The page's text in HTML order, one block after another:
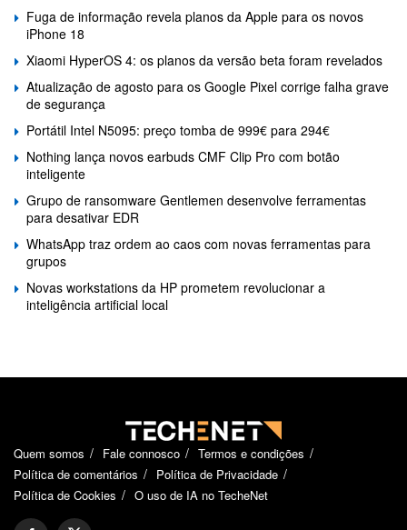
Fuga de informação revela planos da Apple para os novos
iPhone 18
Xiaomi HyperOS 4: os planos da versão beta foram revelados
Atualização de agosto para os Google Pixel corrige falha grave
de segurança
Portátil Intel N5095: preço tomba de 999€ para 294€
Nothing lança novos earbuds CMF Clip Pro com botão
inteligente
Grupo de ransomware Gentlemen desenvolve ferramentas
para desativar EDR
WhatsApp traz ordem ao caos com novas ferramentas para
grupos
Novas workstations da HP prometem revolucionar a
inteligência artificial local
Quem somos Fale connosco
Termos e condições
Política de comentários
Política de Privacidade
Política de Cookies
O uso de IA no TecheNet